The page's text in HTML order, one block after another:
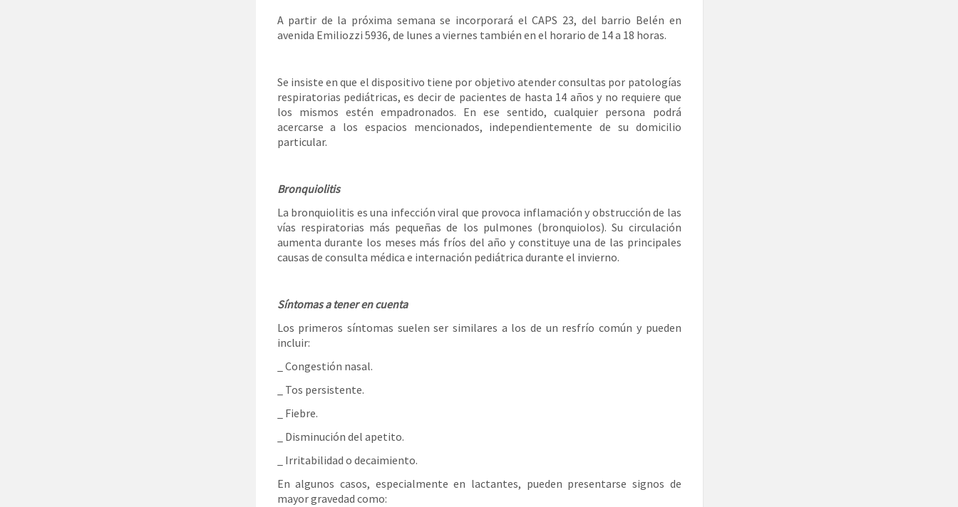
A partir de la próxima semana se incorporará el CAPS 23, del barrio Belén en
avenida Emiliozzi 5936, de lunes a viernes también en el horario de 14 a 18 horas.
Se insiste en que el dispositivo tiene por objetivo atender consultas por patologías
respiratorias pediátricas, es decir de pacientes de hasta 14 años y no requiere que
los mismos estén empadronados. En ese sentido, cualquier persona podrá
acercarse a los espacios mencionados, independientemente de su domicilio
particular.
Bronquiolitis
La bronquiolitis es una infección viral que provoca inflamación y obstrucción de las
vías respiratorias más pequeñas de los pulmones (bronquiolos). Su circulación
aumenta durante los meses más fríos del año y constituye una de las principales
causas de consulta médica e internación pediátrica durante el invierno.
Síntomas a tener en cuenta
Los primeros síntomas suelen ser similares a los de un resfrío común y pueden
incluir:
_ Congestión nasal.
_ Tos persistente.
_ Fiebre.
_ Disminución del apetito.
_ Irritabilidad o decaimiento.
En algunos casos, especialmente en lactantes, pueden presentarse signos de
mayor gravedad como: